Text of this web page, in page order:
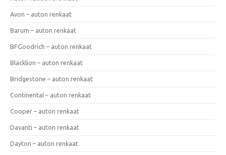
Avon – auton renkaat
Barum – auton renkaat
BFGoodrich – auton renkaat
Blacklion – auton renkaat
Bridgestone – auton renkaat
Continental – auton renkaat
Cooper – auton renkaat
Davanti – auton renkaat
Dayton – auton renkaat